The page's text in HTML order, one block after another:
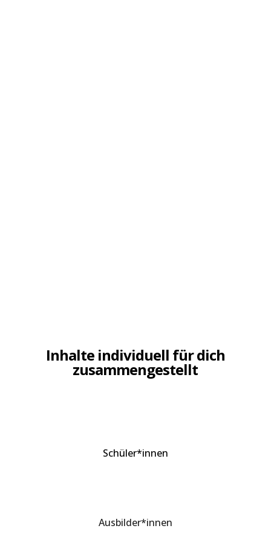
Inhalte individuell für dich
zusammengestellt
Schüler*innen
Ausbilder*innen